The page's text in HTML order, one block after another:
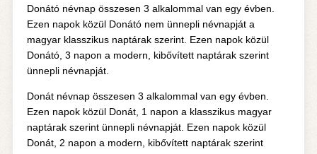
Donátó névnap összesen 3 alkalommal van egy évben.
Ezen napok közül Donátó nem ünnepli névnapját a
magyar klasszikus naptárak szerint. Ezen napok közül
Donátó, 3 napon a modern, kibővített naptárak szerint
ünnepli névnapját.
Donát névnap összesen 3 alkalommal van egy évben.
Ezen napok közül Donát, 1 napon a klasszikus magyar
naptárak szerint ünnepli névnapját. Ezen napok közül
Donát, 2 napon a modern, kibővített naptárak szerint